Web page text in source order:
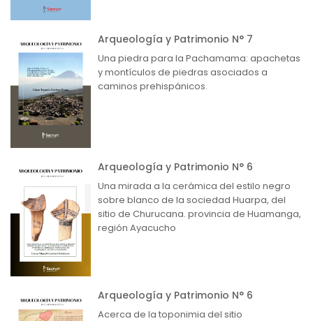
Arqueología y Patrimonio N° 7
Una piedra para la Pachamama: apachetas
y montículos de piedras asociados a
caminos prehispánicos.
Arqueología y Patrimonio N° 6
Una mirada a la cerámica del estilo negro
sobre blanco de la sociedad Huarpa, del
sitio de Churucana. provincia de Huamanga,
región Ayacucho
Arqueología y Patrimonio N° 6
Acerca de la toponimia del sitio